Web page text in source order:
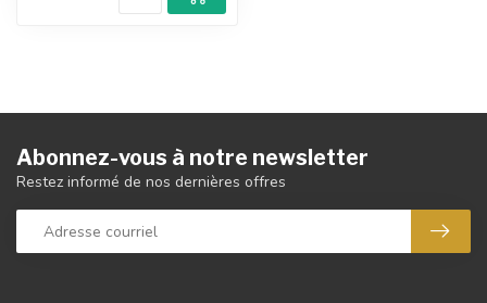
Abonnez-vous à notre newsletter
Restez informé de nos dernières offres